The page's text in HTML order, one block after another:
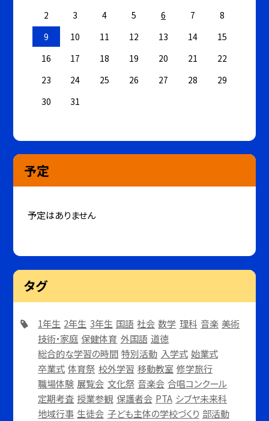
2
3 4 5 6 7
8
9
10 11 12 13 14
15
16
17 18 19 20 21
22
23
24 25 26 27 28
29
30
31
予定
予定はありません
タグ
1年生 2年生 3年生 国語 社会 数学 理科 音楽 美術
技術・家庭 保健体育 外国語 道徳
総合的な学習の時間 特別活動 入学式 始業式
卒業式 体育祭 校外学習 移動教室 修学旅行
職場体験 展覧会 文化祭 音楽会 合唱コンクール
定期考査 授業参観 保護者会 PTA シブヤ未来科
地域行事 生徒会 子ども主体の学校づくり 部活動